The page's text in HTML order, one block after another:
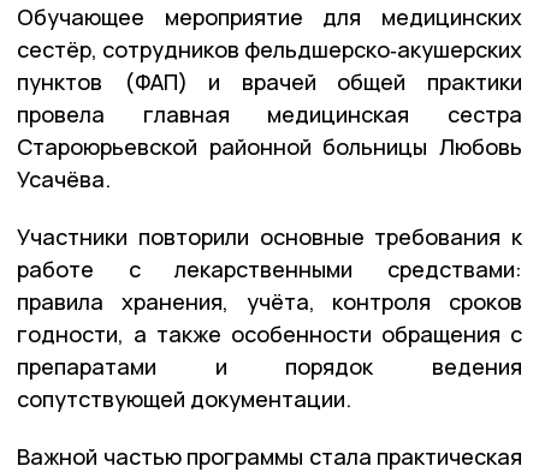
Обучающее мероприятие для медицинских
сестёр, сотрудников фельдшерско‑акушерских
пунктов (ФАП) и врачей общей практики
провела главная медицинская сестра
Староюрьевской районной больницы Любовь
Усачёва.
Участники повторили основные требования к
работе с лекарственными средствами:
правила хранения, учёта, контроля сроков
годности, а также особенности обращения с
препаратами и порядок ведения
сопутствующей документации.
Важной частью программы стала практическая